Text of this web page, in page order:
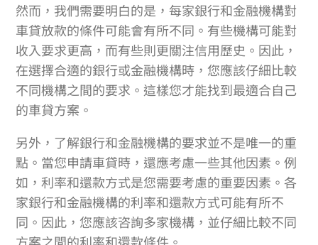
然而，我們需要明白的是，每家銀行和金融機構對
車貸放款的條件可能會有所不同。有些機構可能對
收入要求更高，而有些則更關注信用歷史。因此，
在選擇合適的銀行或金融機構時，您應該仔細比較
不同機構之間的要求。這樣您才能找到最適合自己
的車貸方案。
另外，了解銀行和金融機構的要求並不是唯一的重
點。當您申請車貸時，還應考慮一些其他因素。例
如，利率和還款方式是您需要考慮的重要因素。各
家銀行和金融機構的利率和還款方式可能有所不
同。因此，您應該咨詢多家機構，並仔細比較不同